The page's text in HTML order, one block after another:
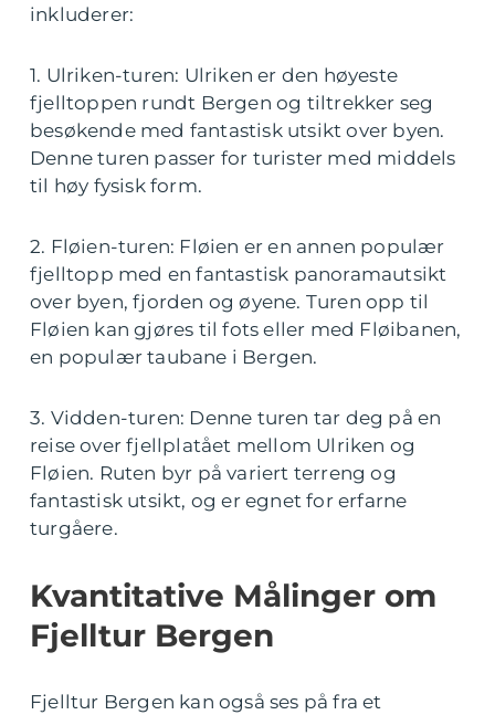
inkluderer:
1. Ulriken-turen: Ulriken er den høyeste
fjelltoppen rundt Bergen og tiltrekker seg
besøkende med fantastisk utsikt over byen.
Denne turen passer for turister med middels
til høy fysisk form.
2. Fløien-turen: Fløien er en annen populær
fjelltopp med en fantastisk panoramautsikt
over byen, fjorden og øyene. Turen opp til
Fløien kan gjøres til fots eller med Fløibanen,
en populær taubane i Bergen.
3. Vidden-turen: Denne turen tar deg på en
reise over fjellplatået mellom Ulriken og
Fløien. Ruten byr på variert terreng og
fantastisk utsikt, og er egnet for erfarne
turgåere.
Kvantitative Målinger om
Fjelltur Bergen
Fjelltur Bergen kan også ses på fra et